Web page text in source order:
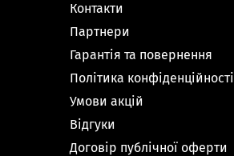
Контакти
Партнери
Гарантія та повернення
Політика конфіденційності
Умови акцій
Відгуки
Договір публічної оферти